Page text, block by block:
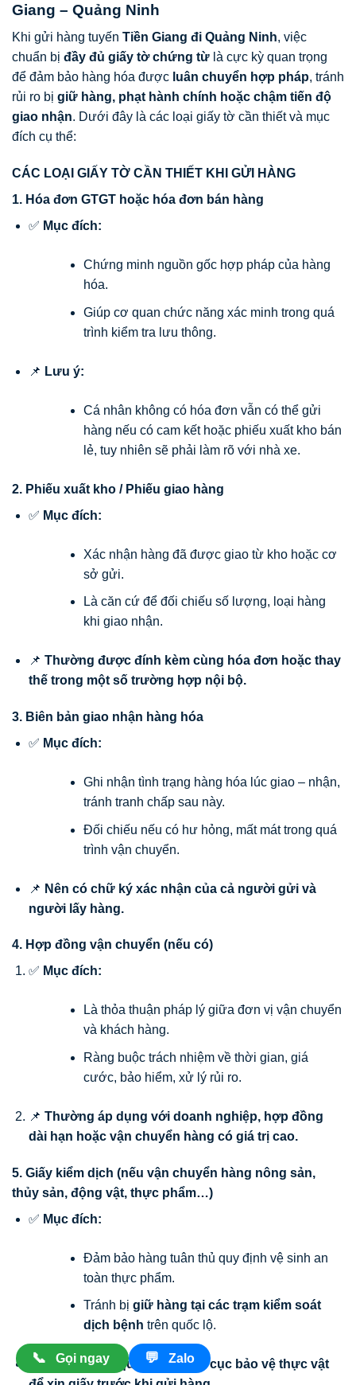
Giang – Quảng Ninh
Khi gửi hàng tuyến Tiền Giang đi Quảng Ninh, việc
chuẩn bị đầy đủ giấy tờ chứng từ là cực kỳ quan trọng
để đảm bảo hàng hóa được luân chuyển hợp pháp, tránh
rủi ro bị giữ hàng, phạt hành chính hoặc chậm tiến độ
giao nhận. Dưới đây là các loại giấy tờ cần thiết và mục
đích cụ thể:
CÁC LOẠI GIẤY TỜ CẦN THIẾT KHI GỬI HÀNG
1. Hóa đơn GTGT hoặc hóa đơn bán hàng
✅ Mục đích:
Chứng minh nguồn gốc hợp pháp của hàng
hóa.
Giúp cơ quan chức năng xác minh trong quá
trình kiểm tra lưu thông.
📌 Lưu ý:
Cá nhân không có hóa đơn vẫn có thể gửi
hàng nếu có cam kết hoặc phiếu xuất kho bán
lẻ, tuy nhiên sẽ phải làm rõ với nhà xe.
2. Phiếu xuất kho / Phiếu giao hàng
✅ Mục đích:
Xác nhận hàng đã được giao từ kho hoặc cơ
sở gửi.
Là căn cứ để đối chiếu số lượng, loại hàng
khi giao nhận.
📌 Thường được đính kèm cùng hóa đơn hoặc thay
thế trong một số trường hợp nội bộ.
3. Biên bản giao nhận hàng hóa
✅ Mục đích:
Ghi nhận tình trạng hàng hóa lúc giao – nhận,
tránh tranh chấp sau này.
Đối chiếu nếu có hư hỏng, mất mát trong quá
trình vận chuyển.
📌 Nên có chữ ký xác nhận của cả người gửi và
người lấy hàng.
4. Hợp đồng vận chuyển (nếu có)
✅ Mục đích:
Là thỏa thuận pháp lý giữa đơn vị vận chuyển
và khách hàng.
Ràng buộc trách nhiệm về thời gian, giá
cước, bảo hiểm, xử lý rủi ro.
📌 Thường áp dụng với doanh nghiệp, hợp đồng
dài hạn hoặc vận chuyển hàng có giá trị cao.
5. Giấy kiểm dịch (nếu vận chuyển hàng nông sản,
thủy sản, động vật, thực phẩm…)
✅ Mục đích:
Đảm bảo hàng tuân thủ quy định vệ sinh an
toàn thực phẩm.
Tránh bị giữ hàng tại các trạm kiểm soát
dịch bệnh trên quốc lộ.
📌Nộp cho cơ quan thú y, chi cục bảo vệ thực vật
📞 Gọi ngay 💬 Zalo